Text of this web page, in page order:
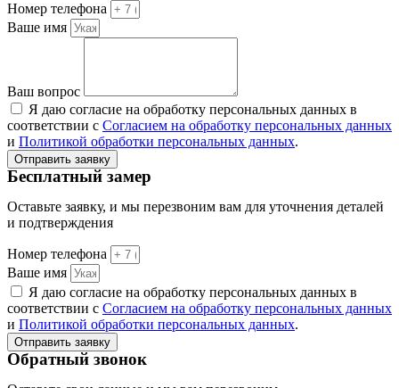
Номер телефона
Ваше имя
Ваш вопрос
Я даю согласие на обработку персональных данных в
соответствии с Согласием на обработку персональных данных
и Политикой обработки персональных данных.
Отправить заявку
Бесплатный замер
Оставьте заявку, и мы перезвоним вам для уточнения деталей
и подтверждения
Номер телефона
Ваше имя
Я даю согласие на обработку персональных данных в
соответствии с Согласием на обработку персональных данных
и Политикой обработки персональных данных.
Отправить заявку
Обратный звонок